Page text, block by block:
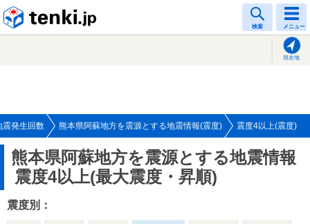
検索 メニュー
現在地
震発生回数 熊本県阿蘇地方を震源とする地震情報(震度) 震度4以上(震度)
熊本県阿蘇地方を震源とする地震情報
震度4以上(最大震度・昇順)
震度別：